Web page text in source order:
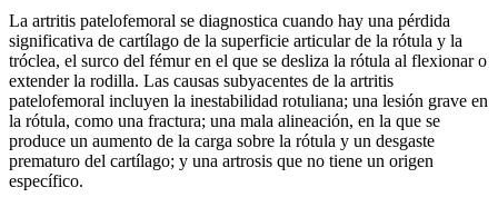
La artritis patelofemoral se diagnostica cuando hay una pérdida
significativa de cartílago de la superficie articular de la rótula y la
tróclea, el surco del fémur en el que se desliza la rótula al flexionar o
extender la rodilla. Las causas subyacentes de la artritis
patelofemoral incluyen la inestabilidad rotuliana; una lesión grave en
la rótula, como una fractura; una mala alineación, en la que se
produce un aumento de la carga sobre la rótula y un desgaste
prematuro del cartílago; y una artrosis que no tiene un origen
específico.